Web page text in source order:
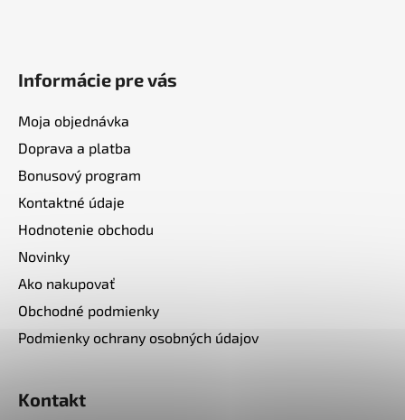
Informácie pre vás
Moja objednávka
Doprava a platba
Bonusový program
Kontaktné údaje
Hodnotenie obchodu
Novinky
Ako nakupovať
Obchodné podmienky
Podmienky ochrany osobných údajov
Kontakt